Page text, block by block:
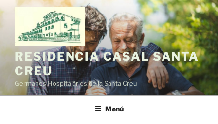
contingut
RESIDENCIA CASAL SANTA
CREU
Germanes Hospitalàries de la Santa Creu
Menú